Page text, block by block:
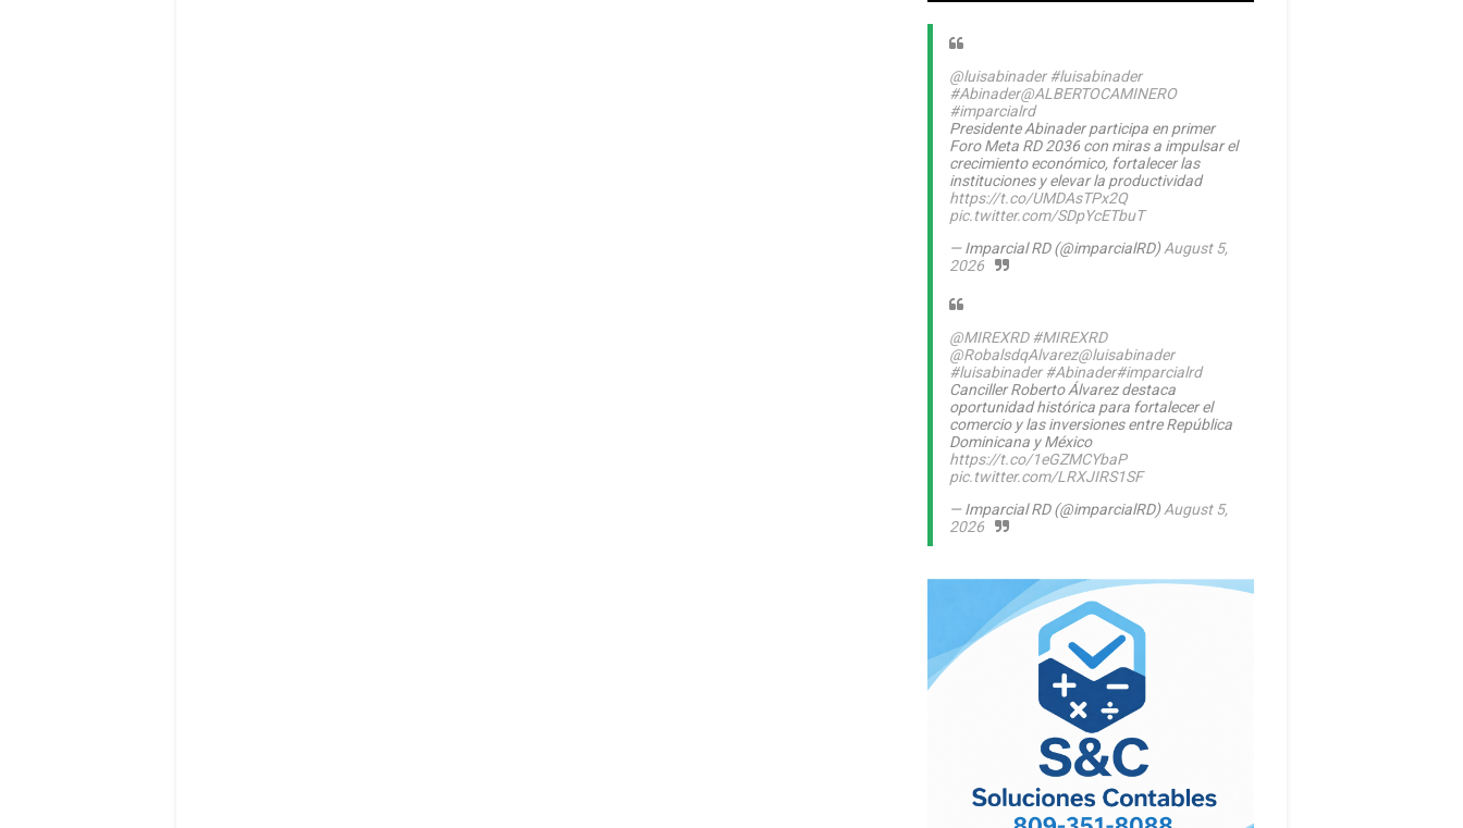
@luisabinader #luisabinader
#Abinader@ALBERTOCAMINERO
#imparcialrd
Presidente Abinader participa en primer
Foro Meta RD 2036 con miras a impulsar el
crecimiento económico, fortalecer las
instituciones y elevar la productividad
https://t.co/UMDAsTPx2Q
pic.twitter.com/SDpYcETbuT
— Imparcial RD (@imparcialRD)August 5,
2026
@MIREXRD #MIREXRD
@RobalsdqAlvarez@luisabinader
#luisabinader #Abinader#imparcialrd
Canciller Roberto Álvarez destaca
oportunidad histórica para fortalecer el
comercio y las inversiones entre República
Dominicana y México
https://t.co/1eGZMCYbaP
pic.twitter.com/LRXJIRS1SF
— Imparcial RD (@imparcialRD)August 5,
2026